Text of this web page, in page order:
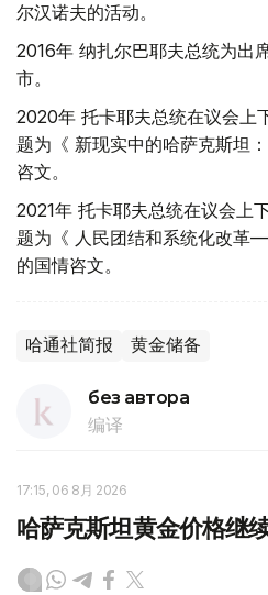
尔汉诺夫的活动。
2016年 纳扎尔巴耶夫总统为出
市。
2020年 托卡耶夫总统在议会上
题为《 新现实中的哈萨克斯坦
咨文。
2021年 托卡耶夫总统在议会上
题为《 人民团结和系统化改革
的国情咨文。
哈通社简报 黄金储备
без автора
编译
17:15, 06 8月 2026
哈萨克斯坦黄金价格继